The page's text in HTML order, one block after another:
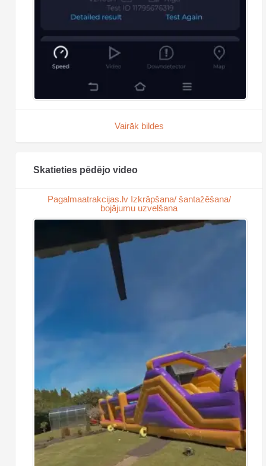
Vairāk bildes
Skatieties pēdējo video
Pagalmaatrakcijas.lv Izkrāpšana/ šantažēšana/
bojājumu uzvelšana